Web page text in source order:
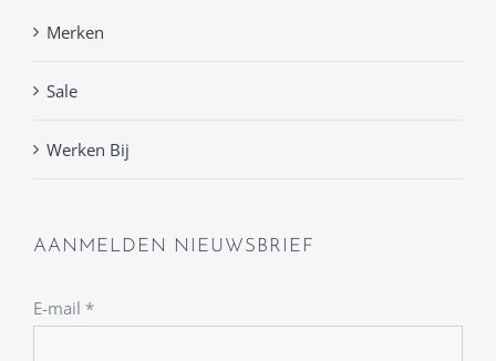
Merken
Sale
Werken Bij
AANMELDEN NIEUWSBRIEF
E-mail *